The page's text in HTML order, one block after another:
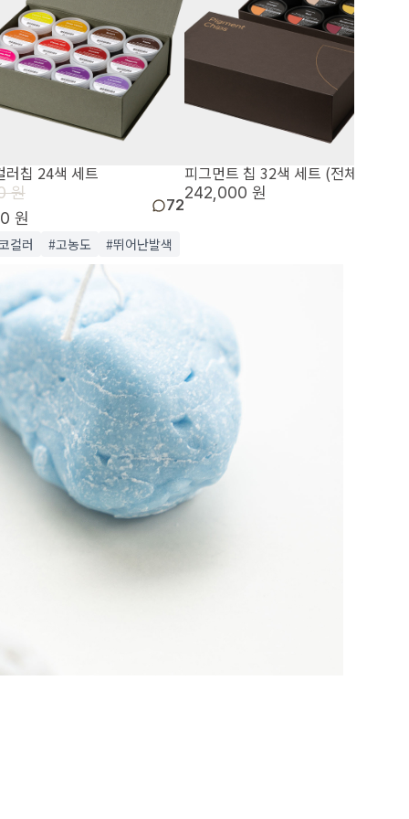
러칩 24색 세트
원
원
72
컬러 #고농도 #뛰어난발색
피그먼트 칩 32색 세트 (전체색상)
242,000 원